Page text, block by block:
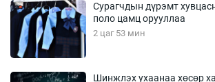
Сурагчдын дүрэмт
поло цамц орууллаа
2 цаг 53 мин
Шинжлэх ухаанаа хөсөр